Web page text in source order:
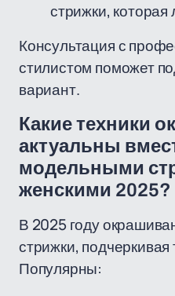
стрижки, которая
Консультация с
стилистом поможет
вариант.
Какие техники
актуальны
модельными
женскими 2025?
В 2025 году
стрижки, подчеркивая
Популярны: